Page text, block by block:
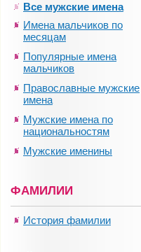
Все мужские имена
Имена мальчиков по
месяцам
Популярные имена
мальчиков
Православные мужские
имена
Мужские имена по
национальностям
Мужские именины
ФАМИЛИИ
История фамилии